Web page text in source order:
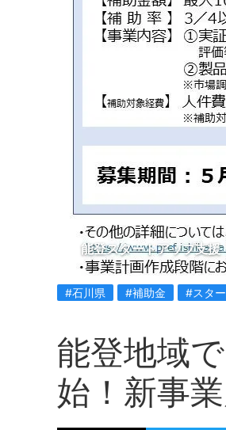
能登スタートアップ支援
#石川県 #補助金 #スタ
能登地域
始！新事